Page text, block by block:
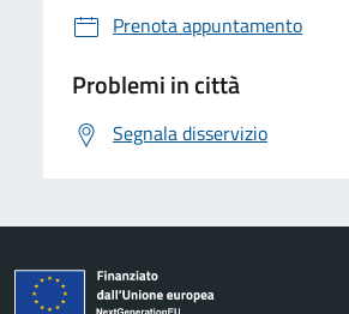
Prenota appuntamento
Problemi in città
Segnala disservizio